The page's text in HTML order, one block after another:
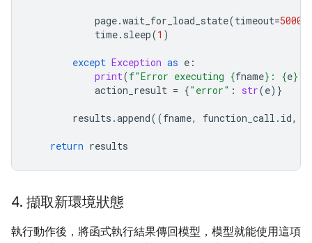
page.wait_for_load_state(timeout=5000
time. sleep(1 )
except Exception as e :
print(f"Error executing {fname} : {e}"
action_result = {"error" : str(e)}
results .append((fname, function_call . id,
return results
4. 擷取新環境狀態
執行動作後，將函式執行結果傳回模型，模型就能使用這項